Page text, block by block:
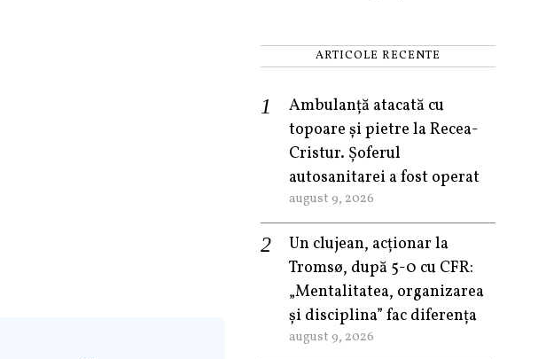
ARTICOLE RECENTE
Ambulanță atacată cu
topoare și pietre la Recea-
Cristur. Șoferul
autosanitarei a fost operat
august 9, 2026
Un clujean, acționar la
Tromsø, după 5-0 cu CFR:
„Mentalitatea, organizarea
și disciplina” fac diferența
august 9, 2026